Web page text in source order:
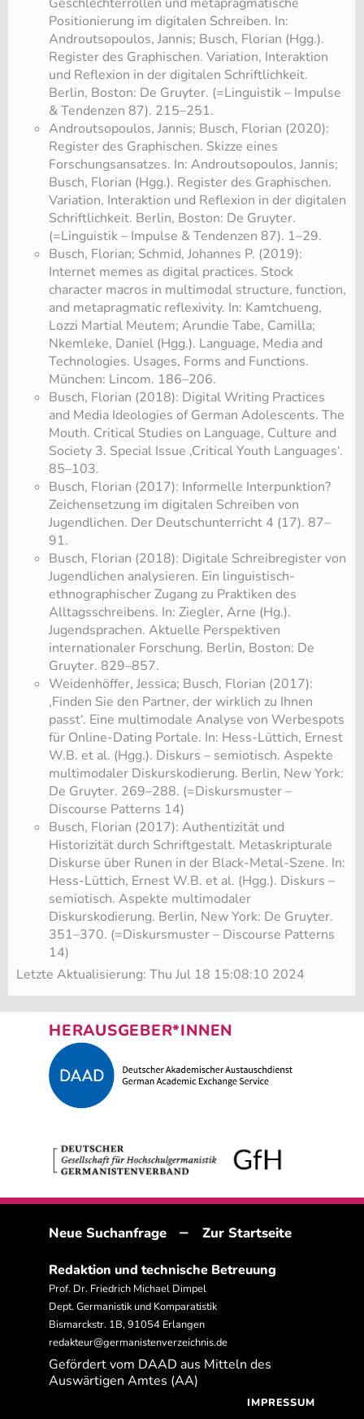
Positionierung im digitalen Schreiben. In:
Androutsopoulos, Jannis; Busch, Florian (Hgg.).
Register des Graphischen. Variation, Interaktion
und Reflexion in der digitalen Schriftlichkeit.
Berlin, Boston: De Gruyter. (=Linguistik – Impulse
& Tendenzen 87). 215–251.
Androutsopoulos, Jannis; Busch, Florian (2020):
Register des Graphischen. Skizze eines
Forschungsansatzes. In: Androutsopoulos, Jannis;
Busch, Florian (Hgg.). Register des Graphischen.
Variation, Interaktion und Reflexion in der digitalen
Schriftlichkeit. Berlin, Boston: De Gruyter.
(=Linguistik – Impulse & Tendenzen 87). 1–29.
Busch, Florian; Schmid, Johannes P. (2019):
Internet memes as digital practices. Stock
character macros in multimodal structure, function,
and metapragmatic reflexivity. In: Kamtchueng,
Lozzi Martial Meutem; Arundie Tabe, Camilla;
Nkemleke, Daniel (Hgg.). Language, Media and
Technologies. Usages, Forms and Functions.
München: Lincom. 186–206.
Busch, Florian (2018): Digital Writing Practices
and Media Ideologies of German Adolescents. The
Mouth. Critical Studies on Language, Culture and
Society 3. Special Issue ‚Critical Youth Languages‘.
85–103.
Busch, Florian (2017): Informelle Interpunktion?
Zeichensetzung im digitalen Schreiben von
Jugendlichen. Der Deutschunterricht 4 (17). 87–
91.
Busch, Florian (2018): Digitale Schreibregister von
Jugendlichen analysieren. Ein linguistisch-
ethnographischer Zugang zu Praktiken des
Alltagsschreibens. In: Ziegler, Arne (Hg.).
Jugendsprachen. Aktuelle Perspektiven
internationaler Forschung. Berlin, Boston: De
Gruyter. 829–857.
Weidenhöffer, Jessica; Busch, Florian (2017):
‚Finden Sie den Partner, der wirklich zu Ihnen
passt‘. Eine multimodale Analyse von Werbespots
für Online-Dating Portale. In: Hess-Lüttich, Ernest
W.B. et al. (Hgg.). Diskurs – semiotisch. Aspekte
multimodaler Diskurskodierung. Berlin, New York:
De Gruyter. 269–288. (=Diskursmuster –
Discourse Patterns 14)
Busch, Florian (2017): Authentizität und
Historizität durch Schriftgestalt. Metaskripturale
Diskurse über Runen in der Black-Metal-Szene. In:
Hess-Lüttich, Ernest W.B. et al. (Hgg.). Diskurs –
semiotisch. Aspekte multimodaler
Diskurskodierung. Berlin, New York: De Gruyter.
351–370. (=Diskursmuster – Discourse Patterns
14)
Letzte Aktualisierung: Thu Jul 18 15:08:10 2024
HERAUSGEBER*INNEN
Neue Suchanfrage – Zur Startseite
Redaktion und technische Betreuung
Prof. Dr. Friedrich Michael Dimpel
Dept. Germanistik und Komparatistik
Bismarckstr. 1B, 91054 Erlangen
redakteur@germanistenverzeichnis.de
Gefördert vom DAAD aus Mitteln des
Auswärtigen Amtes (AA)
IMPRESSUM